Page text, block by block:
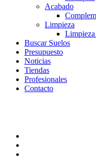
Acabado
Limpieza
Buscar Suelos
Presupuesto
Noticias
Tiendas
Profesionales
Contacto